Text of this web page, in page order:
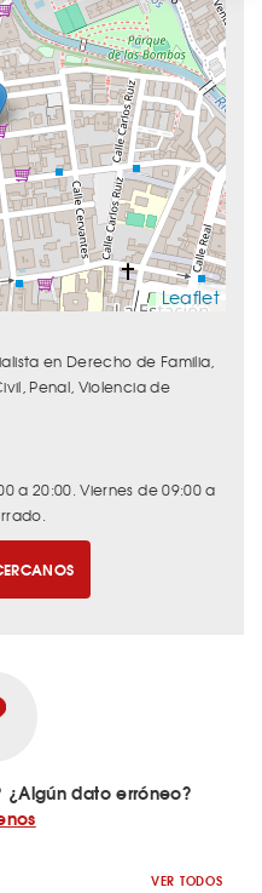
Leaflet
en Derecho de Familia,
Penal, Violencia de
a 20:00. Viernes de 09:00 a
¿Algún dato erróneo?
VER TODOS